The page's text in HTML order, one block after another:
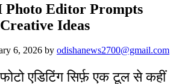
Photo Editor Prompts
Ideas
6, 2026 by odishanews2700@gmail.com
एडिटिंग सिर्फ़ एक टूल से कहीं